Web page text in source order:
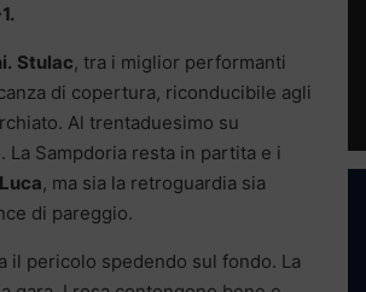
Stulac, tra i miglior performanti
di copertura, riconducibile agli
Al trentaduesimo su
Sampdoria resta in partita e i
, ma sia la retroguardia sia
di pareggio.
il pericolo spedendo sul fondo. La